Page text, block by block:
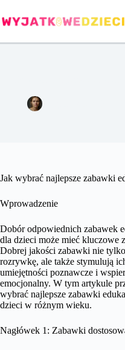
do
treści
Jak wybrać najlepsze zabawki
Wprowadzenie
Dobór odpowiednich zabawek
dla dzieci może mieć kluczowe
Dobrej jakości zabawki nie
rozrywkę, ale także stymulują
umiejętności poznawcze i
emocjonalny. W tym artykule
wybrać najlepsze zabawki
dzieci w różnym wieku.
Nagłówek 1: Zabawki